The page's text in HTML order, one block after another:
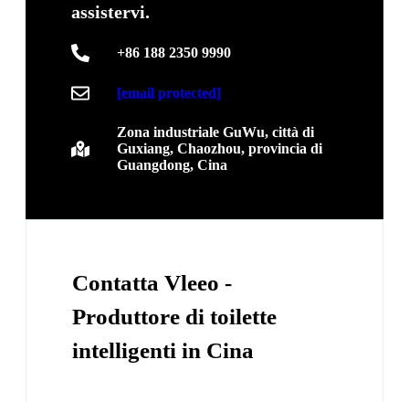
assistervi.
+86 188 2350 9990
[email protected]
Zona industriale GuWu, città di
Guxiang, Chaozhou, provincia di
Guangdong, Cina
Contatta Vleeo -
Produttore di toilette
intelligenti in Cina